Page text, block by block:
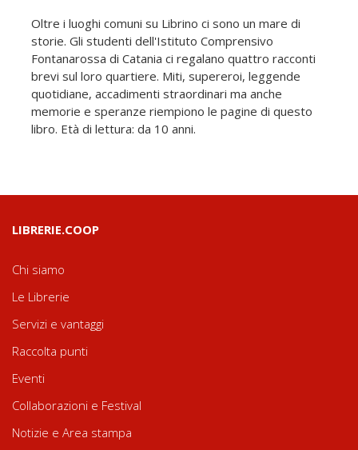
Oltre i luoghi comuni su Librino ci sono un mare di
storie. Gli studenti dell'Istituto Comprensivo
Fontanarossa di Catania ci regalano quattro racconti
brevi sul loro quartiere. Miti, supereroi, leggende
quotidiane, accadimenti straordinari ma anche
memorie e speranze riempiono le pagine di questo
libro. Età di lettura: da 10 anni.
LIBRERIE.COOP
Chi siamo
Le Librerie
Servizi e vantaggi
Raccolta punti
Eventi
Collaborazioni e Festival
Notizie e Area stampa